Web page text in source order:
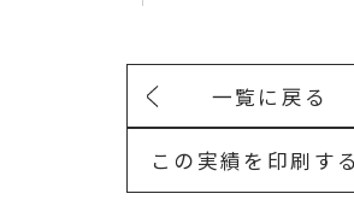
一覧に戻る
この実績を印刷する